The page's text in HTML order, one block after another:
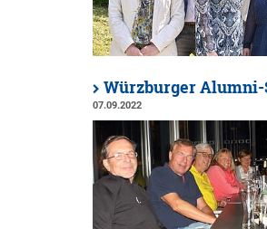
Würzburger
07.09.2022